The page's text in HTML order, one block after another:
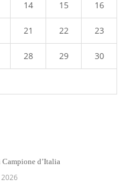
14 15 16
21 22 23
28 29 30
d’Italia